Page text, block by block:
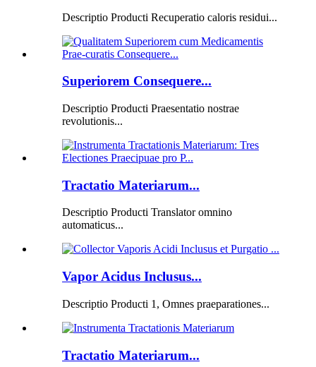
Descriptio Producti Recuperatio caloris residui...
Superiorem Consequere...
Descriptio Producti Praesentatio nostrae
revolutionis...
Tractatio Materiarum...
Descriptio Producti Translator omnino
automaticus...
Vapor Acidus Inclusus...
Descriptio Producti 1, Omnes praeparationes...
Tractatio Materiarum...